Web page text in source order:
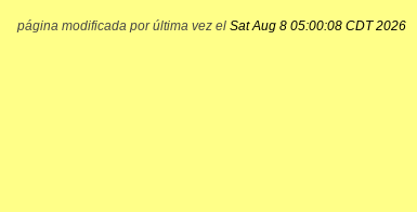
página modificada por última vez el Sat Aug 8 05:00:08 CDT 2026